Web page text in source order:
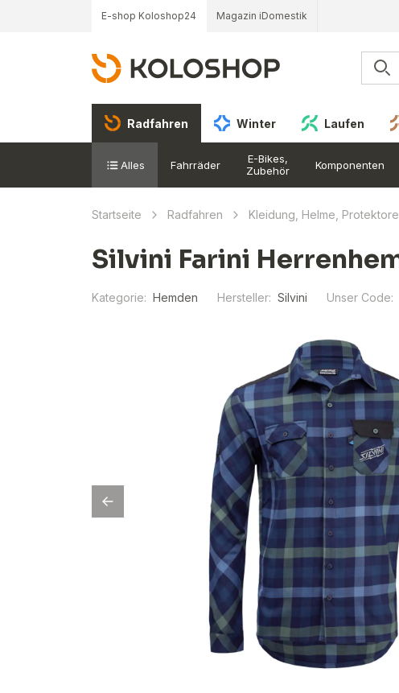
E-shop Koloshop24 Magazin iDomestik
Radfahren Winter Laufen
Alles Fahrräder
E-Bikes,
Zubehör
Komponenten
Startseite Radfahren Kleidung, Helme,
Silvini Farini
Kategorie: Hemden Hersteller: Silvini Unser Code: